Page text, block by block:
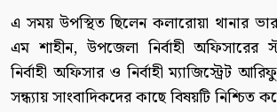
এ সময় উপস্থিত ছিলেন কলারোয়া থানার
এম শাহীন, উপজেলা নির্বাহী অফিসারের
নির্বাহী অফিসার ও নির্বাহী ম্যাজিস্ট্রেট
সন্ধ্যায় সাংবাদিকদের কাছে বিষয়টি নিশ্চিত